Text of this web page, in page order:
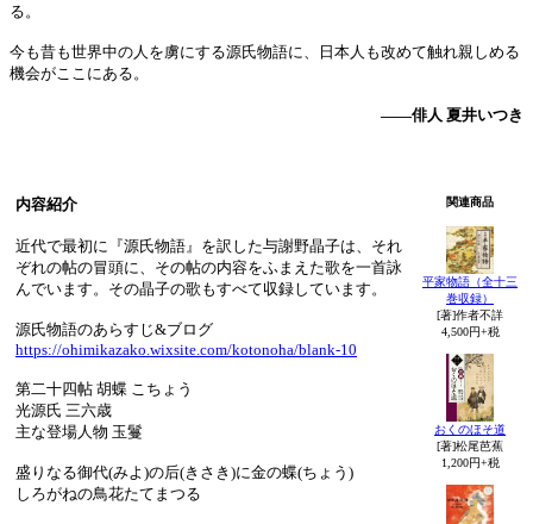
る。
今も昔も世界中の人を虜にする源氏物語に、日本人も改めて触れ親しめる
機会がここにある。
――俳人 夏井いつき
内容紹介
近代で最初に『源氏物語』を訳した与謝野晶子は、それ
ぞれの帖の冒頭に、その帖の内容をふまえた歌を一首詠
んでいます。その晶子の歌もすべて収録しています。
源氏物語のあらすじ&ブログ
https://ohimikazako.wixsite.com/kotonoha/blank-10
第二十四帖 胡蝶 こちょう
光源氏 三六歳
主な登場人物 玉鬘
盛りなる御代(みよ)の后(きさき)に金の蝶(ちょう)
しろがねの鳥花たてまつる
関連商品
平家物語（全十三
巻収録）
[著]作者不詳
4,500円+税
おくのほそ道
[著]松尾芭蕉
1,200円+税